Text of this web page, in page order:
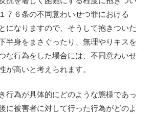
７６条の不同意わいせつ罪における
になりますので、そうして抱きついた
半身をまさぐったり、無理やりキスを
な行為をした場合には、不同意わいせ
が高いと考えられます。
行為が具体的にどのような態様であっ
に被害者に対して行った行為がどのよ